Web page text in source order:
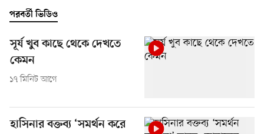
পরবর্তী ভিডিও
সূর্য খুব কাছে থেকে দেখতে
কেমন
১৭ মিনিট আগে
হাসিনার বক্তব্য ‘সমর্থন করে